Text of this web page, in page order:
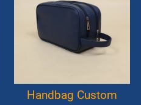
Handbag Custom